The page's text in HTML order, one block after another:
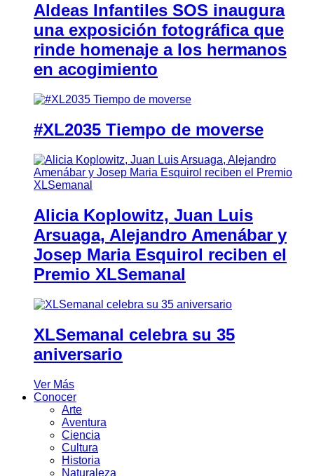
Aldeas Infantiles SOS inaugura
una exposición fotográfica que
rinde homenaje a los hermanos
en acogimiento
#XL2035 Tiempo de moverse
Alicia Koplowitz, Juan Luis
Arsuaga, Alejandro Amenábar y
Josep Maria Esquirol reciben el
Premio XLSemanal
XLSemanal celebra su 35
aniversario
Ver Más
Conocer
Arte
Aventura
Ciencia
Cultura
Historia
Naturaleza